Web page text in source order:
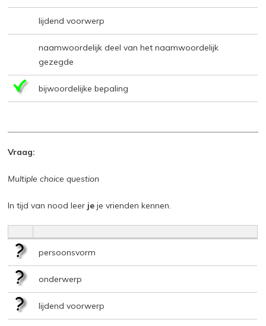
lijdend voorwerp
naamwoordelijk deel van het naamwoordelijk
gezegde
bijwoordelijke bepaling
Vraag:
Multiple choice question
In tijd van nood leer je je vrienden kennen.
persoonsvorm
onderwerp
lijdend voorwerp